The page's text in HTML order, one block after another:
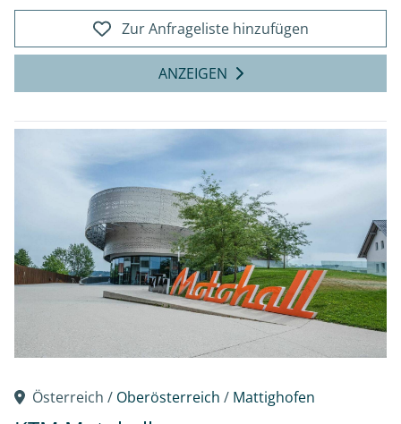
Zur Anfrageliste hinzufügen
ANZEIGEN
Österreich / Oberösterreich / Mattighofen